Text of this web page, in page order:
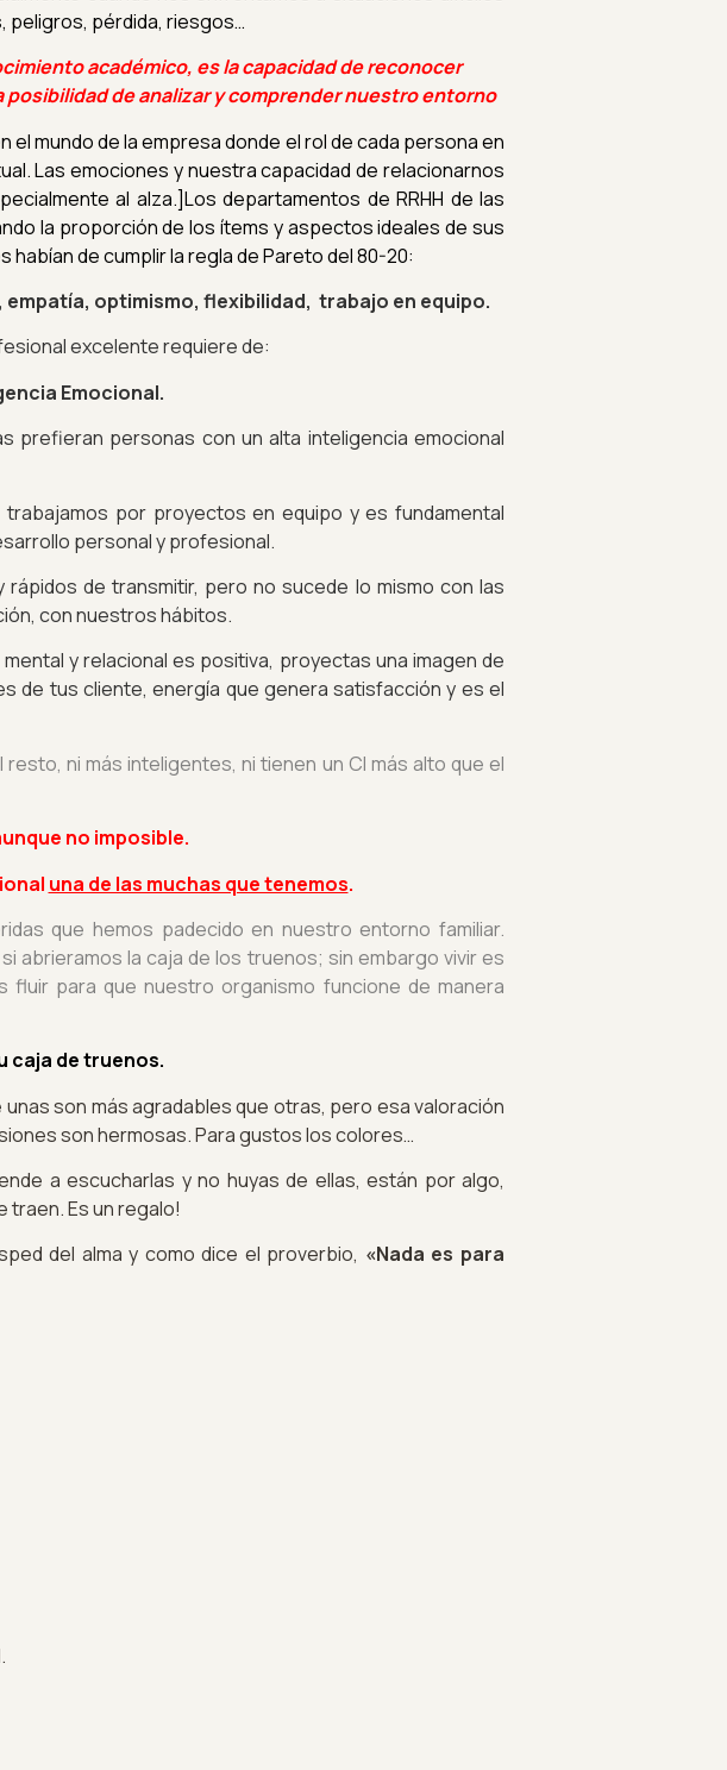
peligros, pérdida, riesgos…
académico, es la capacidad de reconocer
de analizar y comprender nuestro entorno
mundo de la empresa donde el rol de cada persona en
Las emociones y nuestra capacidad de relacionarnos
al alza.]Los departamentos de RRHH de las
la proporción de los ítems y aspectos ideales de sus
de cumplir la regla de Pareto del 80-20:
empatía, optimismo, flexibilidad, trabajo en equipo.
excelente requiere de:
Emocional.
prefieran personas con un alta inteligencia emocional
por proyectos en equipo y es fundamental
personal y profesional.
de transmitir, pero no sucede lo mismo con las
con nuestros hábitos.
y relacional es positiva, proyectas una imagen de
de tus cliente, energía que genera satisfacción y es el
ni más inteligentes, ni tienen un CI más alto que el
no imposible.
una de las muchas que tenemos.
que hemos padecido en nuestro entorno familiar.
abrieramos la caja de los truenos; sin embargo vivir es
para que nuestro organismo funcione de manera
caja de truenos.
unas son más agradables que otras, pero esa valoración
son hermosas. Para gustos los colores…
a escucharlas y no huyas de ellas, están por algo,
traen. Es un regalo!
del alma y como dice el proverbio, «Nada es para